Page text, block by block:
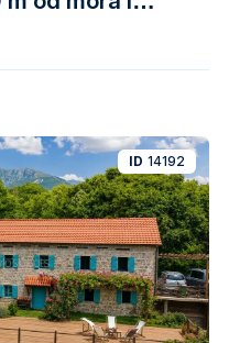
ID 14192